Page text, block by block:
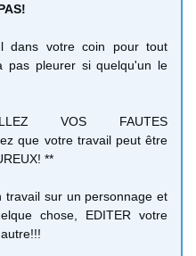
dans votre coin pour tout
pas pleurer si quelqu'un le
VOS FAUTES
que votre travail peut être
**
travail sur un personnage et
chose, EDITER votre